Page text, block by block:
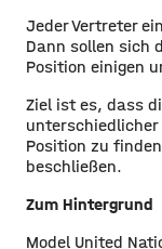
Jeder Vertreter
Dann sollen sich
Position einigen
Ziel ist es, dass
unterschiedlicher
Position zu
beschließen.
Zum Hintergrund
Model United